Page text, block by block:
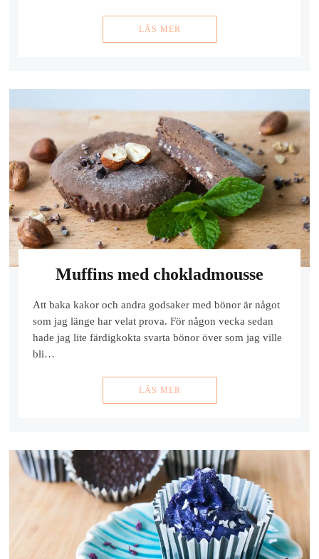
LÄS MER
Muffins med chokladmousse
Att baka kakor och andra godsaker med bönor är något
som jag länge har velat prova. För någon vecka sedan
hade jag lite färdigkokta svarta bönor över som jag ville
bli…
LÄS MER